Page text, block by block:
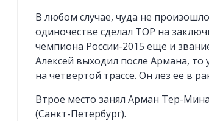
В любом случае, чуда не
одиночестве сделал TOP на
чемпиона России-2015 еще и
Алексей выходил после Армана,
на четвертой трассе. Он лез ее в
Втрое место занял Арман Тер-
(Санкт-Петербург).